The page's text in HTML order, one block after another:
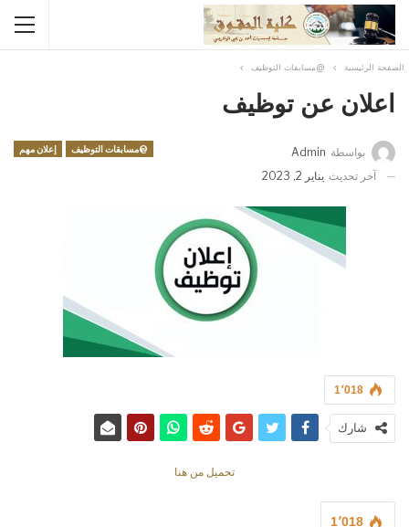
الصفحة الرئيسية @مسابقات التوظيف
اعلان عن توظيف
@مسابقات التوظيف إعلان مهم بواسطة Admin
آخر تحديث يناير 2, 2023
1٬018
شارك
تحميل من هنا
1٬018